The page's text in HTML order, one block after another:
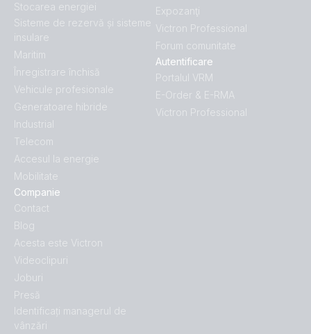
Stocarea energiei
Sisteme de rezervă și sisteme
insulare
Maritim
Înregistrare închisă
Vehicule profesionale
Generatoare hibride
Industrial
Telecom
Accesul la energie
Mobilitate
Companie
Contact
Blog
Acesta este Victron
Videoclipuri
Joburi
Presă
Identificați managerul de
vânzări
Expozanţi
Victron Professional
Forum comunitate
Autentificare
Portalul VRM
E-Order & E-RMA
Victron Professional